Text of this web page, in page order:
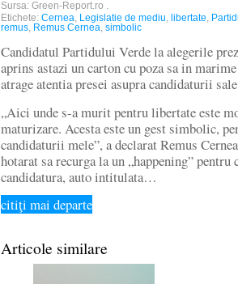
Sursa: Green-Report.ro
Etichete: Cernea Legislatie de mediu libertate
remus
Remus Cernea simbolic
Candidatul Partidului Verde la alegerile
aprins astazi un carton cu poza sa in
atrage atentia presei asupra candidaturii
„Aici unde s-a murit pentru libertate este
maturizare. Acesta este un gest simbolic,
candidaturii mele”, a declarat Remus
hotarat sa recurga la un „happening”
candidatura, auto intitulata…
citiţi mai departe
Articole similare